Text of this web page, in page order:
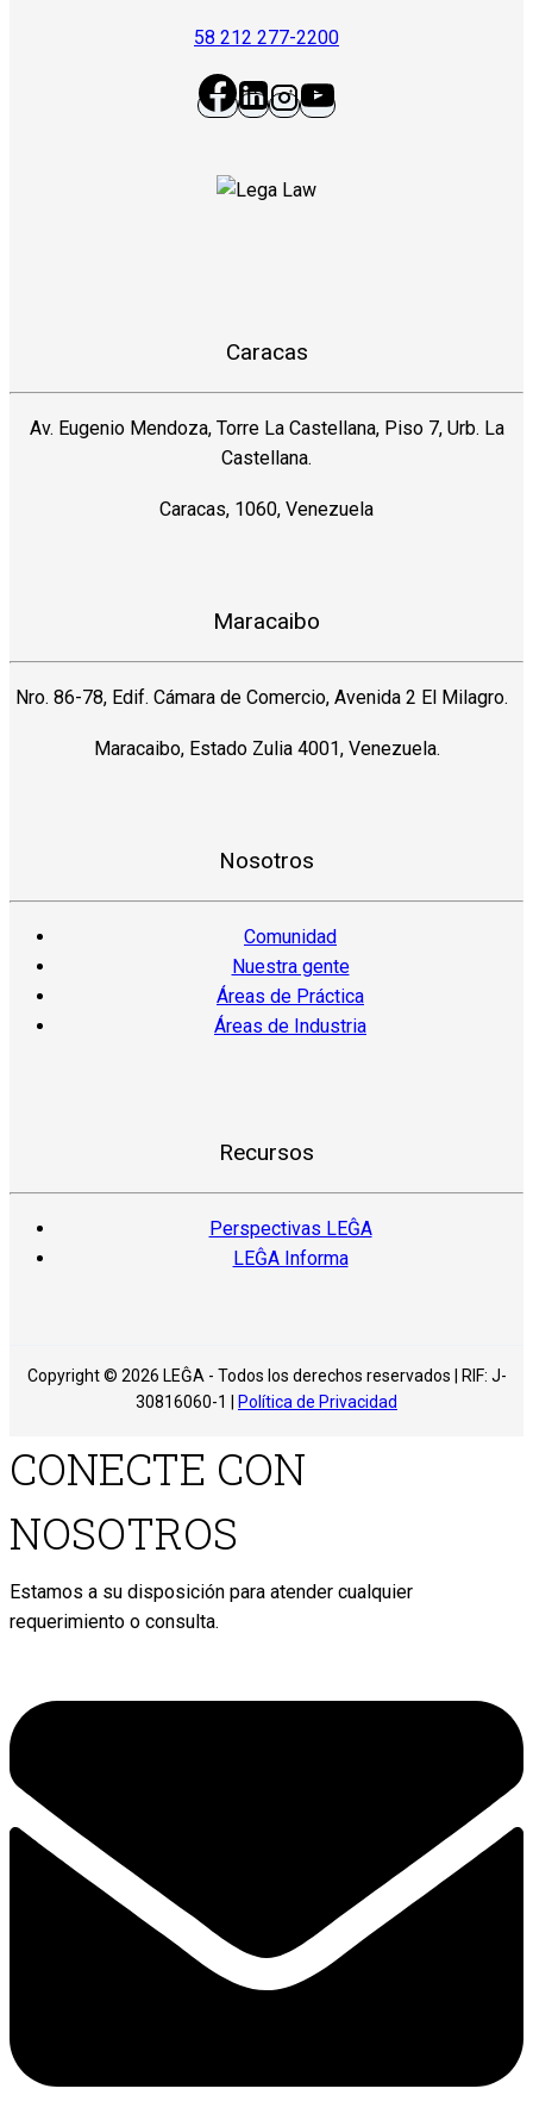
58 212 277-2200
Caracas
Av. Eugenio Mendoza, Torre La Castellana, Piso 7, Urb. La
Castellana.
Caracas, 1060, Venezuela
Maracaibo
Nro. 86-78, Edif. Cámara de Comercio, Avenida 2 El Milagro.
Maracaibo, Estado Zulia 4001, Venezuela.
Nosotros
Comunidad
Nuestra gente
Áreas de Práctica
Áreas de Industria
Recursos
Perspectivas LEĜA
LEĜA Informa
Copyright © 2026 LEĜA - Todos los derechos reservados | RIF: J-
30816060-1 |
Política de Privacidad
CONECTE CON
NOSOTROS
Estamos a su disposición para atender cualquier
requerimiento o consulta.